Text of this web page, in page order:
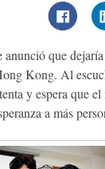
que
Kong. Al
y espera que
a más